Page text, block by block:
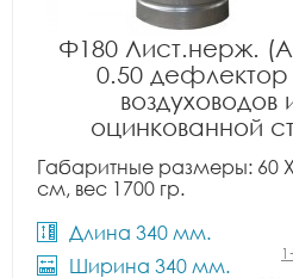
Ф180 Лист.нерж.
0.50 дефлектор
воздуховодов
оцинкованной
Габаритные размеры: 60
см, вес 1700 гр.
Длина 340 мм.
Ширина 340 мм.